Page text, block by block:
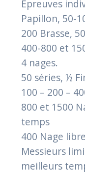
Epreuves
Papillon, 50-
200 Brasse,
400-800 et
4 nages.
50 séries, ½
100 – 200 –
800 et 1500
temps
400 Nage
Messieurs
meilleurs